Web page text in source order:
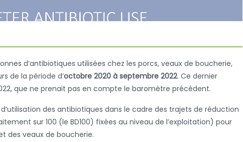
d’antibiotiques utilisées chez les porcs, veaux de boucherie,
de la période d’octobre 2020 à septembre 2022. Ce dernier
que ne prenait pas en compte le baromètre précédent.
des antibiotiques dans le cadre des trajets de réduction
sur 100 (le BD100) fixées au niveau de l’exploitation) pour
des veaux de boucherie.